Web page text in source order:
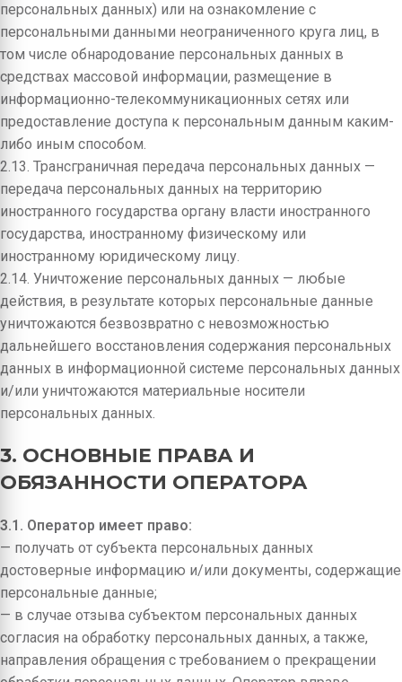
персональных данных) или на ознакомление с
персональными данными неограниченного круга лиц, в
том числе обнародование персональных данных в
средствах массовой информации, размещение в
информационно-телекоммуникационных сетях или
предоставление доступа к персональным данным каким-
либо иным способом.
2.13. Трансграничная передача персональных данных —
передача персональных данных на территорию
иностранного государства органу власти иностранного
государства, иностранному физическому или
иностранному юридическому лицу.
2.14. Уничтожение персональных данных — любые
действия, в результате которых персональные данные
уничтожаются безвозвратно с невозможностью
дальнейшего восстановления содержания персональных
данных в информационной системе персональных данных
и/или уничтожаются материальные носители
персональных данных.
3. ОСНОВНЫЕ ПРАВА И
ОБЯЗАННОСТИ ОПЕРАТОРА
3.1. Оператор имеет право:
— получать от субъекта персональных данных
достоверные информацию и/или документы, содержащие
персональные данные;
— в случае отзыва субъектом персональных данных
согласия на обработку персональных данных, а также,
направления обращения с требованием о прекращении